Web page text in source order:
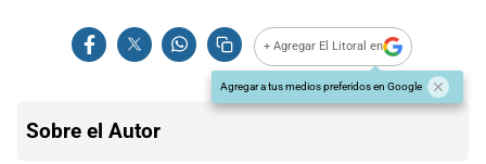
+ Agregar El Litoral en
Agregar a tus medios preferidos en Google
Sobre el Autor